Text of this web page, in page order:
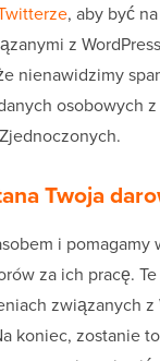
, aby być
z
nienawidzimy
osobowych
Twoja
i
za ich pracę.
związanych
koniec, zostanie